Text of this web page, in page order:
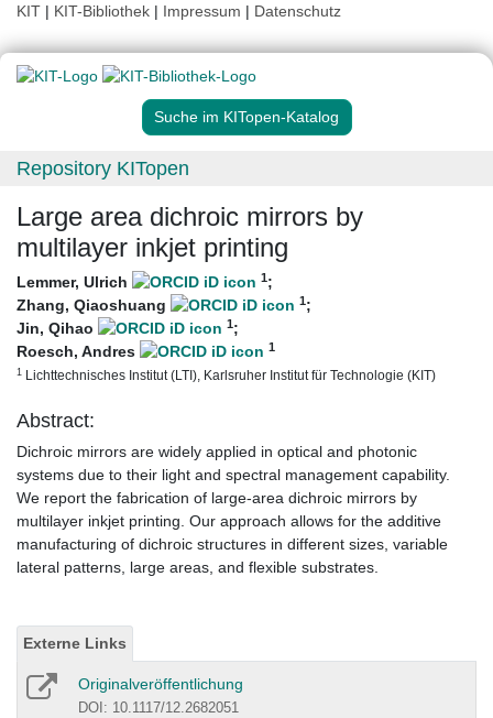
KIT | KIT-Bibliothek | Impressum | Datenschutz
Suche im KITopen-Katalog
Repository KITopen
Large area dichroic mirrors by
multilayer inkjet printing
Lemmer, Ulrich 1;
Zhang, Qiaoshuang
1;
Jin, Qihao
1;
Roesch, Andres
1
1 Lichttechnisches Institut (LTI), Karlsruher Institut für Technologie (KIT)
Abstract:
Dichroic mirrors are widely applied in optical and photonic
systems due to their light and spectral management capability.
We report the fabrication of large-area dichroic mirrors by
multilayer inkjet printing. Our approach allows for the additive
manufacturing of dichroic structures in different sizes, variable
lateral patterns, large areas, and flexible substrates.
Externe Links
Originalveröffentlichung
DOI: 10.1117/12.2682051